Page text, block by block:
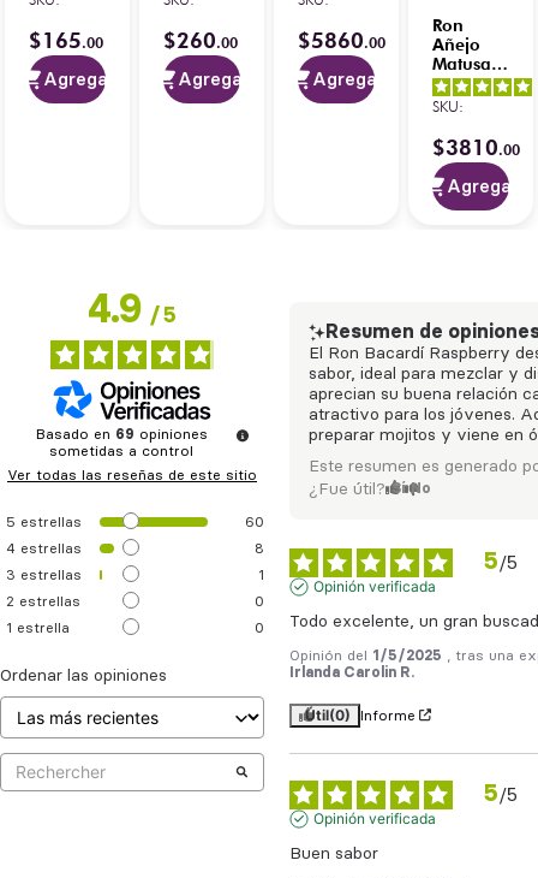
$165.00
Agregar
Llavero
Metálico
Baraima
$260.00
Agregar
700 ml
$5860.00
Agregar
Ron
Añejo
Matusalem
XO 750
ml
SKU:
$3810.00
Agregar
4.9/5
Basado en 69 opiniones
sometidas a control
Ver todas las reseñas de este sitio
5 estrellas
60
4 estrellas
8
3 estrellas
1
2 estrellas
0
1 estrella 0
Ordenar las opiniones
Resumen de
El Ron Bacardí Raspberry
sabor, ideal para mezclar y
aprecian su buena relación
atractivo para los jóvenes.
preparar mojitos y viene en
Este resumen es generado
¿Fue útil? Sí No
5/5
Opinión verificada
Todo excelente, un gran
Opinión del 1/5/2025
, tras una
Irlanda Carolin R.
Útil(0) Informe
5/5
Opinión verificada
Buen sabor